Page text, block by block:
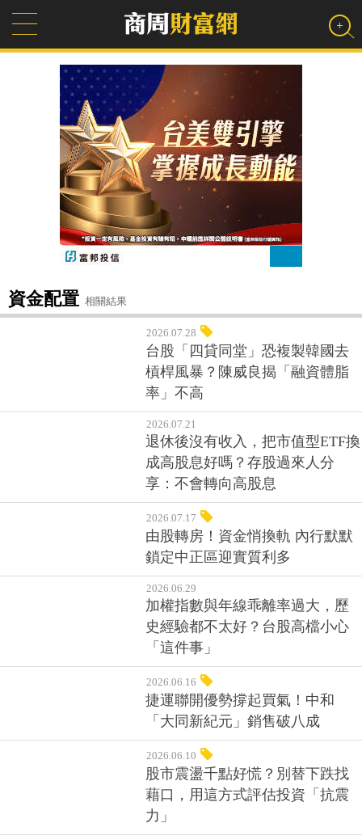
資金配置 相關結果
2026.07.28
台股「四貸同堂」恐複製韓國去
槓桿風暴？陳威良揭「融資體脂
率」不高
2026.07.21
退休後沒有收入，把市值型ETF換
成高股息好嗎？存股過來人分
享：不會轉向高股息
2026.07.17
由股轉房！資金悄換軌 內行默默
鎖定中正區迎實質利多
2026.06.29
加權指數與年線乖離率過大，歷
史經驗都不太好？台股高檔小心
「這件事」
2026.06.16
捷運聯開優勢撐起買氣！中和
「大同新紀元」銷售破八成
2026.06.10
股市震盪千點好慌？別替下跌找
藉口，用這方式評估投資「抗震
力」